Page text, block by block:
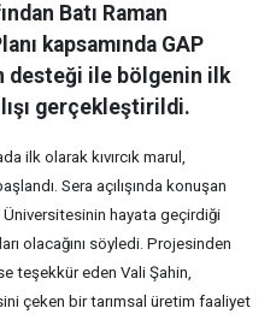
Batı Raman
kapsamında GAP
desteği ile bölgenin ilk
gerçekleştirildi.
ilk olarak kıvırcık marul,
Sera açılışında konuşan
hayata geçirdiği
olacağını söyledi. Projesinden
teşekkür eden Vali Şahin,
çeken bir tarımsal üretim faaliyet